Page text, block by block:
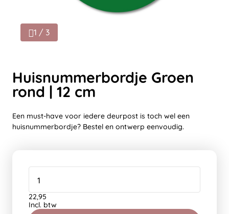
1 / 3
Huisnummerbordje Groen
rond | 12 cm
Een must-have voor iedere deurpost is toch wel een
huisnummerbordje? Bestel en ontwerp eenvoudig.
22,95
Incl. btw